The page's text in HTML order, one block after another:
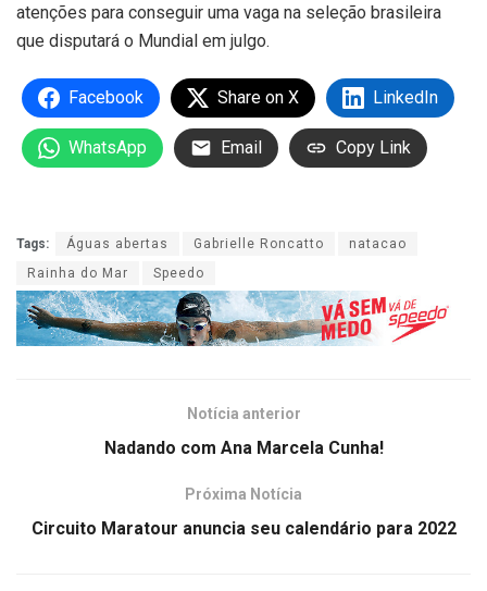
atenções para conseguir uma vaga na seleção brasileira
que disputará o Mundial em julgo.
Facebook Share on X LinkedIn
WhatsApp Email Copy Link
Tags: Águas abertas Gabrielle Roncatto
natacao
Rainha do Mar
Speedo
Notícia anterior
Nadando com Ana Marcela Cunha!
Próxima Notícia
Circuito Maratour anuncia seu calendário para 2022